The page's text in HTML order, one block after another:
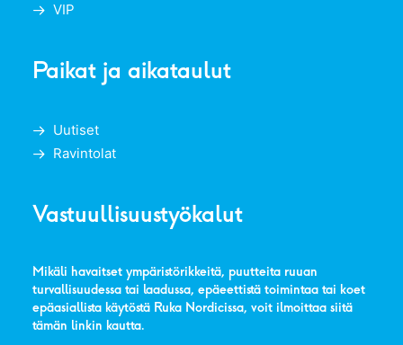
VIP
Paikat ja aikataulut
Uutiset
Ravintolat
Vastuullisuustyökalut
Mikäli havaitset ympäristörikkeitä, puutteita ruuan
turvallisuudessa tai laadussa, epäeettistä toimintaa tai koet
epäasiallista käytöstä Ruka Nordicissa, voit ilmoittaa siitä
tämän linkin kautta.